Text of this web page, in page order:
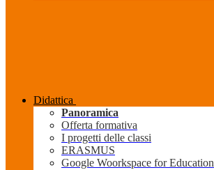
Didattica
Panoramica
Offerta formativa
I progetti delle classi
ERASMUS
Google Woorkspace for Education